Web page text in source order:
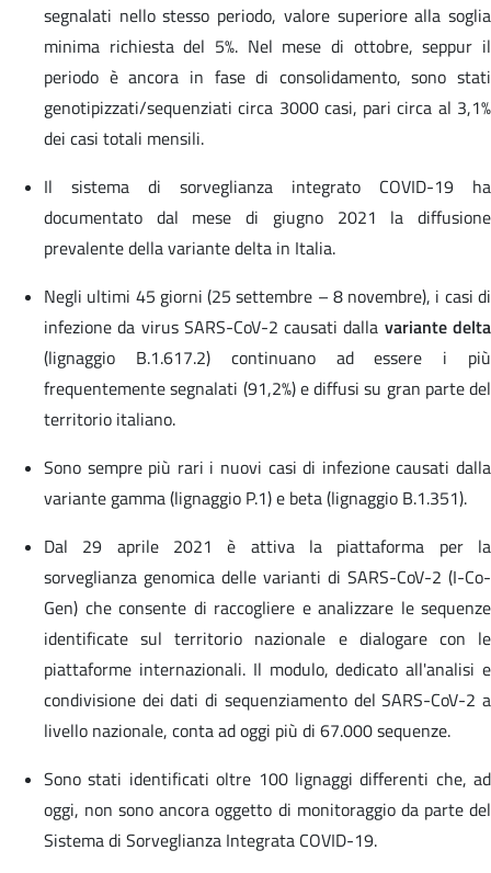
segnalati nello stesso periodo, valore superiore alla soglia
minima richiesta del 5%. Nel mese di ottobre, seppur il
periodo è ancora in fase di consolidamento, sono stati
genotipizzati/sequenziati circa 3000 casi, pari circa al 3,1%
dei casi totali mensili.
Il sistema di sorveglianza integrato COVID-19 ha
documentato dal mese di giugno 2021 la diffusione
prevalente della variante delta in Italia.
Negli ultimi 45 giorni (25 settembre – 8 novembre), i casi di
infezione da virus SARS-CoV-2 causati dalla variante delta
(lignaggio B.1.617.2) continuano ad essere i più
frequentemente segnalati (91,2%) e diffusi su gran parte del
territorio italiano.
Sono sempre più rari i nuovi casi di infezione causati dalla
variante gamma (lignaggio P.1) e beta (lignaggio B.1.351).
Dal 29 aprile 2021 è attiva la piattaforma per la
sorveglianza genomica delle varianti di SARS-CoV-2 (I-Co-
Gen) che consente di raccogliere e analizzare le sequenze
identificate sul territorio nazionale e dialogare con le
piattaforme internazionali. Il modulo, dedicato all'analisi e
condivisione dei dati di sequenziamento del SARS-CoV-2 a
livello nazionale, conta ad oggi più di 67.000 sequenze.
Sono stati identificati oltre 100 lignaggi differenti che, ad
oggi, non sono ancora oggetto di monitoraggio da parte del
Sistema di Sorveglianza Integrata COVID-19.